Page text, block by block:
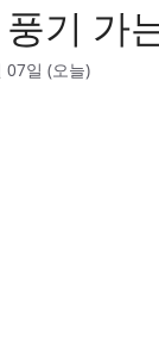
기 가
07일 (오늘)